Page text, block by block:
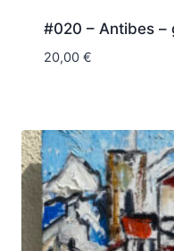
#020 – Antibes –
20,00 €